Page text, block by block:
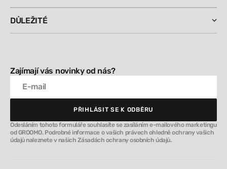
DŮLEŽITÉ
Zajímají vás novinky od nás?
E-mail
PŘIHLÁSIT SE K ODBĚRU
PŘIHLÁSIT SE K ODBĚRU
Odesláním tohoto formuláře souhlasíte se zasíláním e-mailového marketingu
od GROOMO. Podrobné informace o vašich právech ohledně ochrany vašich
údajů naleznete v našich Zásadách ochrany osobních údajů.